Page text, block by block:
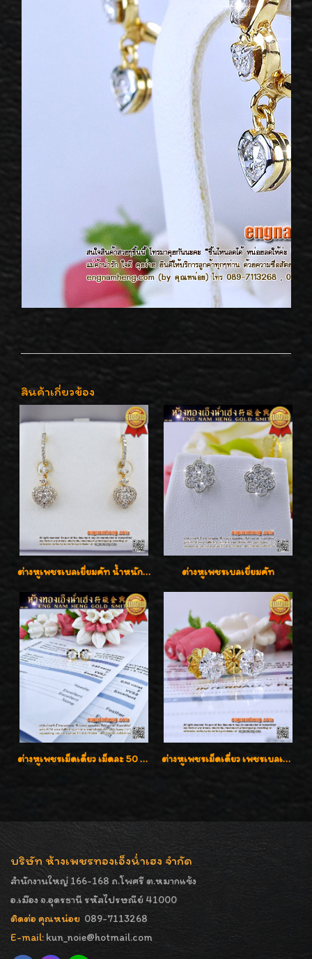
สินค้าเกี่ยวข้อง
ต่างหูเพชรเบลเยี่ยมคัท น้ำหนักเพชร 0.99 กะรัต ต่างหูห้อยตุ้งติ้งหัวใจสวยน่ารักใส่ได้ทุกวันค่ะ ต่างหูเพชรเบลเยี่ยมคัท
ต่างหูเพชรเม็ดเดี่ยว เม็ดละ 50 สตางค์ คู่ละ 1 กะรัต เพชรเบลเยี่ยมคัท น้ำ 98 F-Color/ VVS2 / 3EX พร้อมใบเซอร์สถาบัน GIA มาตรฐานสากลค่ะ ต่างหูเพชรเม็ดเดี่ยว เพชรเบลเยี่ยมคัท น้ำ 96 H-Color/IF & VVS2/3EX น้ำหนักเพชรรวม 1.83 กะรัต พร้อมใบเซอร์ LAB GIA & HRD เพชรสวยปิ๊ง ราคาขายส่งค่ะ
บริษัท ห้างเพชรทองเอ็งน่ำเฮง จำกัด
สำนักงานใหญ่ 166-168 ถ.โพศรี ต.หมากแข้ง
อ.เมือง จ.อุดรธานี รหัสไปรษณีย์ 41000
ติดต่อ คุณหน่อย 089-7113268
E-mail: kun_noie@hotmail.com